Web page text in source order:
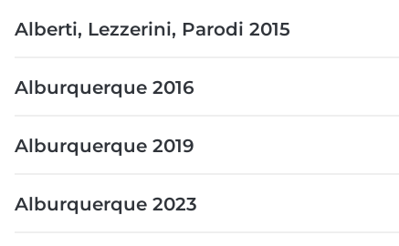
Alberti, Lezzerini, Parodi 2015
Alburquerque 2016
Alburquerque 2019
Alburquerque 2023